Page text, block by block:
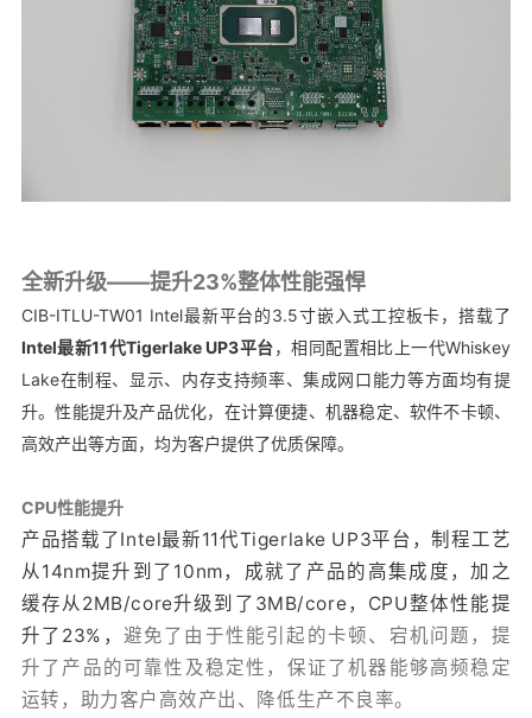
全新升级——提升23%整体性能强悍
CIB-ITLU-TW01 Intel最新平台的3.5寸嵌入式工控板卡，搭载了
Intel最新11代Tigerlake UP3平台，相同配置相比上一代Whiskey
Lake在制程、显示、内存支持频率、集成网口能力等方面均有提
升。性能提升及产品优化，在计算便捷、机器稳定、软件不卡顿、
高效产出等方面，均为客户提供了优质保障。
CPU性能提升
产品搭载了Intel最新11代Tigerlake UP3平台，制程工艺
从14nm提升到了10nm，成就了产品的高集成度，加之
缓存从2MB/core升级到了3MB/core，CPU整体性能提
升了23%， 避免了由于性能引起的卡顿、宕机问题，提
升了产品的可靠性及稳定性，保证了机器能够高频稳定
运转，助力客户高效产出、降低生产不良率。